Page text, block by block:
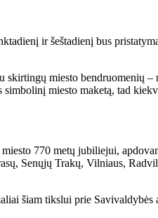
ir šeštadienį bus
miesto bendruomenių
miesto maketą, tad
770 metų jubiliejui,
Senųjų Trakų, Vilniaus,
šiam tikslui prie Savivaldybės